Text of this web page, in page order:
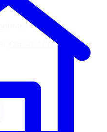
Kaufland Prospekt
und